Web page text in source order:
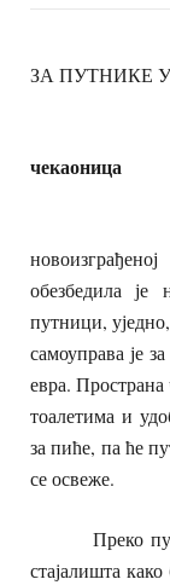
ЗА ПУТНИКЕ
чекаоница
На месту
обезбедила
путници,
самоуправа је
евра.
тоалетима и
за пиће, па ће
се освеже.
Преко пута
стајалишта